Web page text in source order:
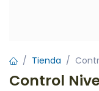
Tienda
Control